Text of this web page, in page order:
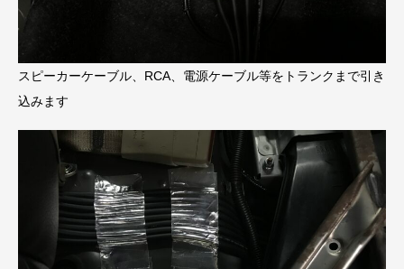
スピーカーケーブル、RCA、電源ケーブル等をトランクまで引き
込みます